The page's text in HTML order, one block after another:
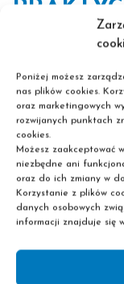
Poniżej możesz
nas plików cookies.
oraz marketingowych
rozwijanych punktach
cookies.
Możesz zaakceptować
niezbędne ani
oraz do ich zmiany w
Korzystanie z plików
danych osobowych
informacji znajduje się
Oto kilka prostych
teraz:
Codziennie
Zaplanuj cele i
Rozwijaj hobby,
Nawiązuj
Takie działania